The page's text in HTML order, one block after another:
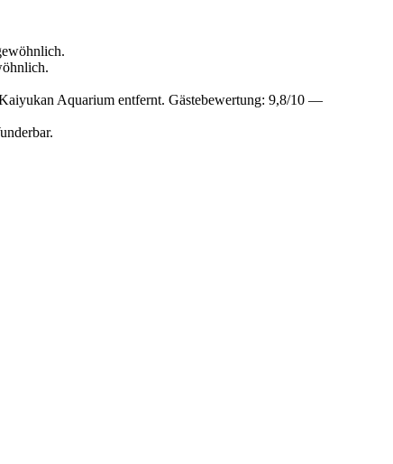
Aquarium entfernt. Gästebewertung: 9,8/10 —